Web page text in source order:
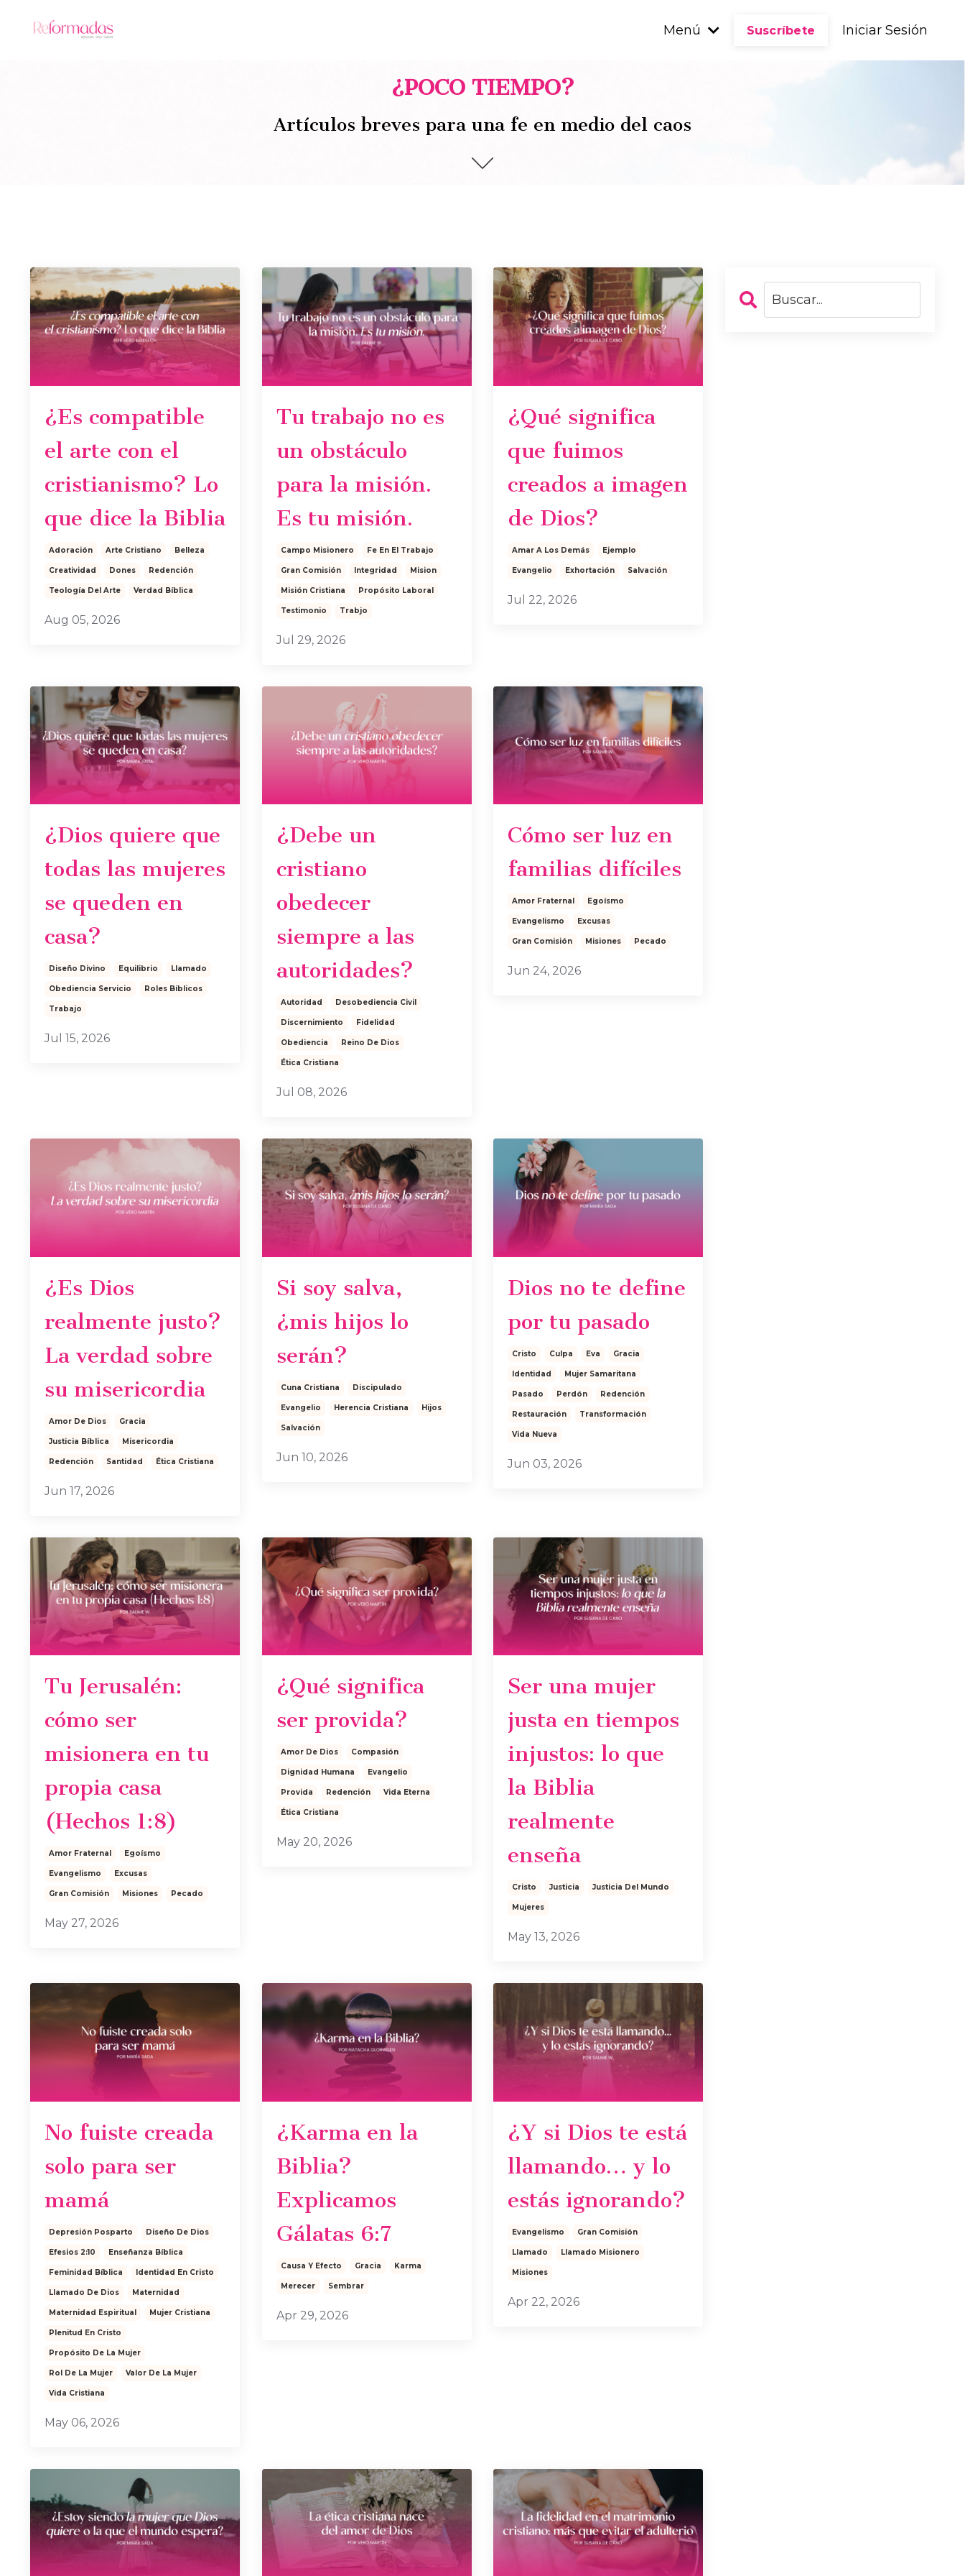
Menú Suscríbete Iniciar Sesión
¿POCO TIEMPO?
Artículos breves para una fe en medio del caos
¿Es compatible
el arte con el
cristianismo? Lo
que dice la Biblia
Adoración Arte Cristiano Belleza
Creatividad Dones Redención
Teología Del Arte Verdad Bíblica
Aug 05, 2026
Tu trabajo no es
un obstáculo
para la misión.
Es tu misión.
Campo Misionero Fe En El Trabajo
Gran Comisión Integridad Mision
Misión Cristiana Propósito Laboral
Testimonio Trabjo
Jul 29, 2026
¿Qué significa
que fuimos
creados a imagen
de Dios?
Amar A Los Demás Ejemplo
Evangelio Exhortación Salvación
Jul 22, 2026
¿Dios quiere que
todas las mujeres
se queden en
casa?
Diseño Divino Equilibrio Llamado
Obediencia Servicio Roles Bíblicos
Trabajo
Jul 15, 2026
¿Debe un
cristiano
obedecer
siempre a las
autoridades?
Autoridad Desobediencia Civil
Discernimiento Fidelidad
Obediencia Reino De Dios
Ética Cristiana
Jul 08, 2026
Cómo ser luz en
familias difíciles
Amor Fraternal Egoísmo
Evangelismo Excusas
Gran Comisión Misiones Pecado
Jun 24, 2026
¿Es Dios
realmente justo?
La verdad sobre
su misericordia
Amor De Dios Gracia
Justicia Bíblica Misericordia
Redención Santidad Ética Cristiana
Jun 17, 2026
Si soy salva,
¿mis hijos lo
serán?
Cuna Cristiana Discipulado
Evangelio Herencia Cristiana Hijos
Salvación
Jun 10, 2026
Dios no te define
por tu pasado
Cristo Culpa Eva Gracia
Identidad Mujer Samaritana
Pasado Perdón Redención
Restauración Transformación
Vida Nueva
Jun 03, 2026
Tu Jerusalén:
cómo ser
misionera en tu
propia casa
(Hechos 1:8)
Amor Fraternal Egoísmo
Evangelismo Excusas
Gran Comisión Misiones Pecado
May 27, 2026
¿Qué significa
ser provida?
Amor De Dios Compasión
Dignidad Humana Evangelio
Provida Redención Vida Eterna
Ética Cristiana
May 20, 2026
Ser una mujer
justa en tiempos
injustos: lo que
la Biblia
realmente
enseña
Cristo Justicia Justicia Del Mundo
Mujeres
May 13, 2026
No fuiste creada
solo para ser
mamá
Depresión Posparto Diseño De Dios
Efesios 2:10 Enseñanza Bíblica
Feminidad Bíblica Identidad En Cristo
Llamado De Dios Maternidad
Maternidad Espiritual Mujer Cristiana
Plenitud En Cristo
Propósito De La Mujer
Rol De La Mujer Valor De La Mujer
Vida Cristiana
May 06, 2026
¿Karma en la
Biblia?
Explicamos
Gálatas 6:7
Causa Y Efecto Gracia Karma
Merecer Sembrar
Apr 29, 2026
¿Y si Dios te está
llamando… y lo
estás ignorando?
Evangelismo Gran Comisión
Llamado Llamado Misionero
Misiones
Apr 22, 2026